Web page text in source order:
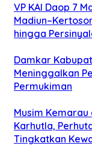
VP KAI Daop 7
hingga
Damkar
Meninggalkan
Permukiman
Musim Kemarau
Karhutla,
Tingkatkan